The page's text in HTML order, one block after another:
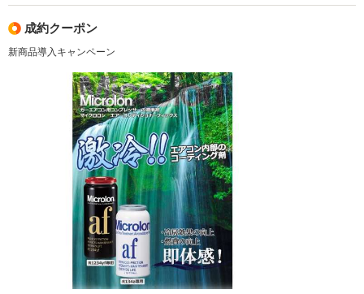
成約クーポン
新商品導入キャンペーン